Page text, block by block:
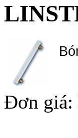
Đơn giá: